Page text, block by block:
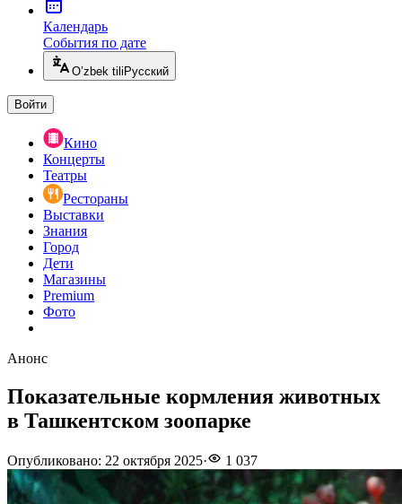
Календарь
События по дате
O’zbek tili Русский
Войти
Кино
Концерты
Театры
Рестораны
Выставки
Знания
Город
Дети
Магазины
Premium
Фото
Анонс
Показательные кормления животных
в Ташкентском зоопарке
Опубликовано: 22 октября 2025· 1 037